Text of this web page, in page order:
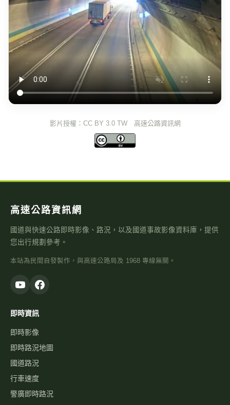
影片授權：CC BY 3.0 TW 高速公路資訊網
高速公路資訊網
國道與快速公路即時影像、路況，以及國道事故影像資料庫，提供
您出行規劃參考。
本站為民間自發製作，與高速公路局及 1968 專線無關。
即時資訊
即時影像
即時路況地圖
國道路況
行車速度
警廣即時路況